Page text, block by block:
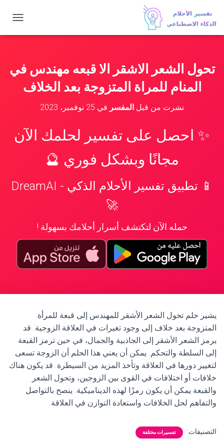
ب
ا
تحول الشعر الاشقر الا قبعه مهندس في
المنام للمراة المتزوجة بعد الخلاف
نشرت من قبل المفسر في 25 نوفمبر، 2023
✨ احصل على تفسير لحلمك الآن
مجانًا وبشكل فوري 🔮
📱 تطبيق تفسير الأحلام الذكي - DreamAI
🚀
حمله الآن لتكتشف أسرار أحلامك بسهولة !
يشير حلم تحول الشعر الأشقر للمهندس إلى قبعة للمرأة
المتزوجة بعد خلاف إلى وجود تغيرات في العلاقة الزوجية. قد
يرمز الشعر الأشقر إلى الجاذبية والجمال، في حين ترمز القبعة
إلى السلطة والتحكم. يمكن أن يعني هذا الحلم أن الزوجة تسعى
لتغيير دورها في العلاقة وتأخذ المزيد من السيطرة. قد يكون هناك
خلافات أو اختلافات في القوى بين الزوجين، وتحول الشعر
والقبعة يمكن أن يكون رمزًا لهذه الديناميكية. ينصح بالتواصل
والتفاهم لحل الخلافات واستعادة التوازن في العلاقة.
التصنيفات: تفسيرات مختلفة